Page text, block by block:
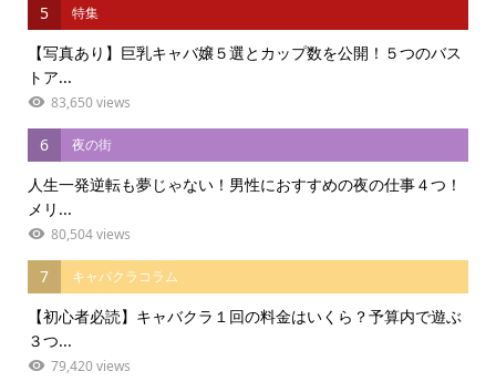
5 特集
【写真あり】巨乳キャバ嬢５選とカップ数を公開！５つのバス
トア...
83,650 views
6 夜の街
人生一発逆転も夢じゃない！男性におすすめの夜の仕事４つ！
メリ...
80,504 views
7 キャバクラコラム
【初心者必読】キャバクラ１回の料金はいくら？予算内で遊ぶ
３つ...
79,420 views